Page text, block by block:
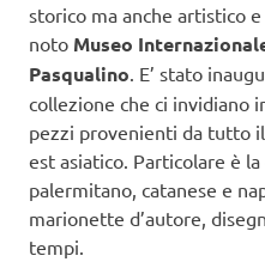
storico ma anche artistico
noto Museo
Pasqualino . E’ stato
collezione che ci invidiano
pezzi provenienti da tutto
est asiatico. Particolare è
palermitano, catanese e
marionette d’autore,
tempi.